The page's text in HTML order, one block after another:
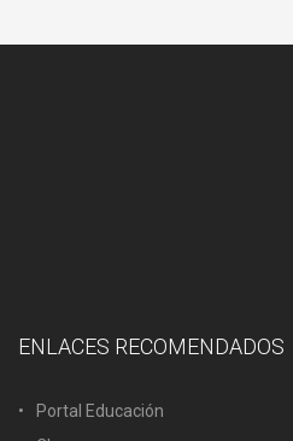
ENLACES RECOMENDADOS
Portal Educación